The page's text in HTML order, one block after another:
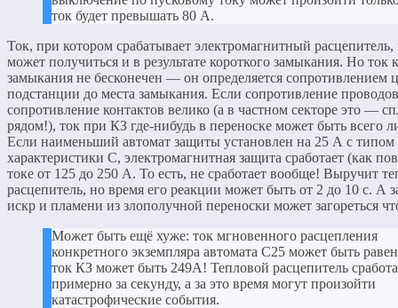
ток будет превышать 80 А.
Ток, при котором срабатывает электромагнитный расцепитель,
может получиться и в результате короткого замыкания. Но ток
замыкания не бесконечен — он определяется сопротивлением
подстанции до места замыкания. Если сопротивление
сопротивление контактов велико (а в частном секторе это —
рядом!), ток при КЗ где-нибудь в переноске может быть всего
Если наименьший автомат защиты установлен на 25 А с
характеристики С, электромагнитная защита сработает (как
токе от 125 до 250 А. То есть, не сработает вообще! Выручит
расцепитель, но время его реакции может быть от 2 до 10 с. А
искр и пламени из злополучной переноски может загореться
Может быть ещё хуже: ток мгновенного расцепления
конкретного экземпляра автомата С25 может быть
ток КЗ может быть 249А! Тепловой расцепитель
примерно за секунду, а за это время могут произойти
катастрофические события.